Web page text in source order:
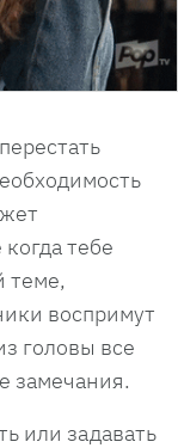
тебе
теме,
воспримут
головы все
замечания.
или задавать